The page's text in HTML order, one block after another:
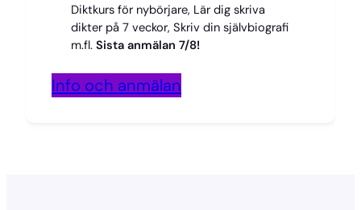
Diktkurs för nybörjare, Lär dig skriva
dikter på 7 veckor, Skriv din självbiografi
m.fl. Sista anmälan 7/8!
Info och anmälan